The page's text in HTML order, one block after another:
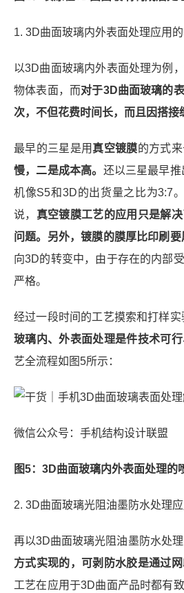
1. 3D曲面玻璃内外表面处理应用
以3D曲面玻璃内外表面处理为例
物体表面，而对于3D曲面玻璃的
次，不但花费时间长，而且因搭接
最早的三星是用 真空镀膜的方式
慢，二是成本高。 还以三星最早
机像S5和3D的出货量之比为3:7
说， 真空镀膜工艺的应用只是解
问题。另外，镀膜的膜厚比印刷
向3D的转变中，由于存在的内部
严格。
经过一段时间的工艺摸索和打样
玻璃内、外表面处理是件技术可
艺全流程如图5所示：
微信公众号：手机结构设计联盟
图5：3D曲面玻璃内外表面处理的
2. 3D曲面玻璃光阻油墨防水处理
再以3D曲面玻璃光阻油墨防水处
方式实现的，可剥防水胶是通过
工艺在应用于3D曲面产品时都有